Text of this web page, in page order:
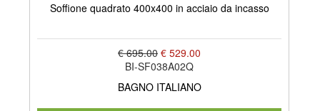
Soffione quadrato 400x400 in acciaio da incasso
€ 695.00 € 529.00
BI-SF038A02Q
BAGNO ITALIANO